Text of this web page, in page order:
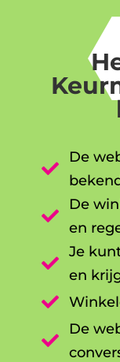

De

De
en

Je
en


De